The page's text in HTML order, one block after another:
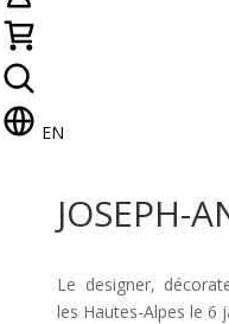
EN
JOSEPH-
Le designer,
les Hautes-Alpes le 6